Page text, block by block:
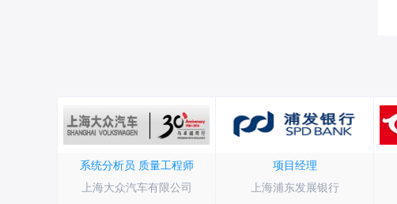
系统分析员 质量工程师
上海大众汽车有限公司
项目经理
上海浦东发展银行